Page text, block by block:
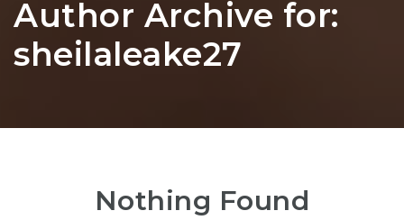
Author Archive for:
sheilaleake27
Nothing Found